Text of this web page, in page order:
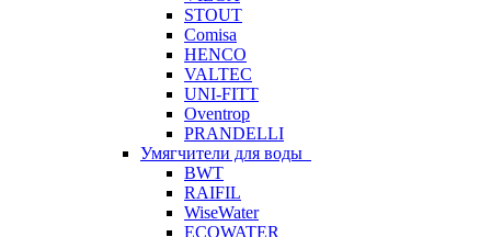
STOUT
Comisa
HENCO
VALTEC
UNI-FITT
Oventrop
PRANDELLI
Умягчители для воды
BWT
RAIFIL
WiseWater
ECOWATER